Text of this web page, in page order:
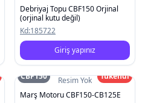
Debriyaj Topu CBF150 Orjinal
(orjinal kutu değil)
Kd:185722
Giriş yapınız
Resim Yok
CBF150
Tükendi
Marş Motoru CBF150-CB125E